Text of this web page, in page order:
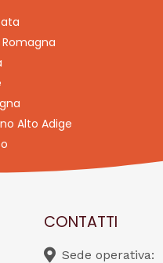
Romagna
Alto Adige
CONTATTI
Sede operativa: